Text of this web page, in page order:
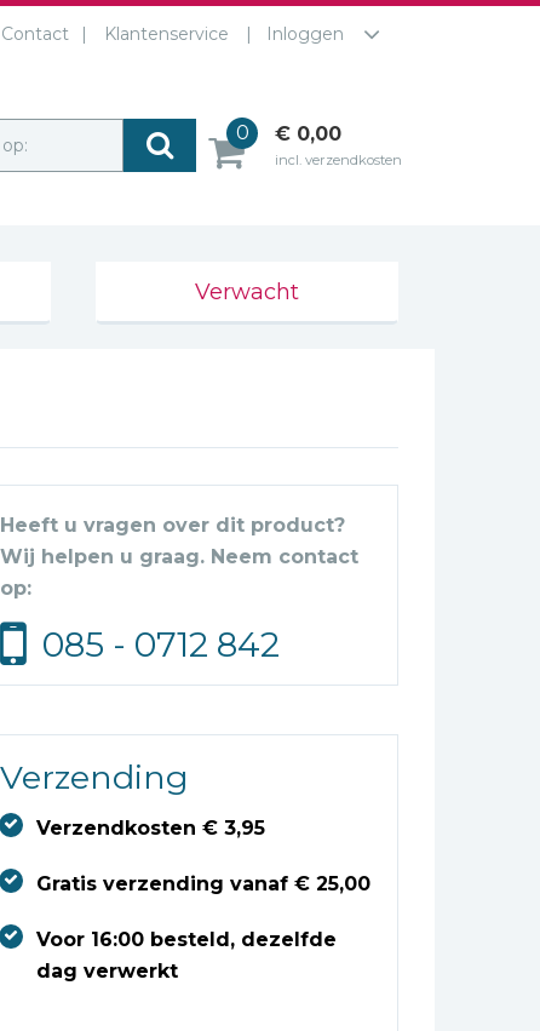
Contact Klantenservice Inloggen
0 € 0,00
incl. verzendkosten
Verwacht
Heeft u vragen over dit product?
Wij helpen u graag. Neem contact
op:
085 - 0712 842
Verzending
Verzendkosten € 3,95
Gratis verzending vanaf € 25,00
Voor 16:00 besteld, dezelfde
dag verwerkt